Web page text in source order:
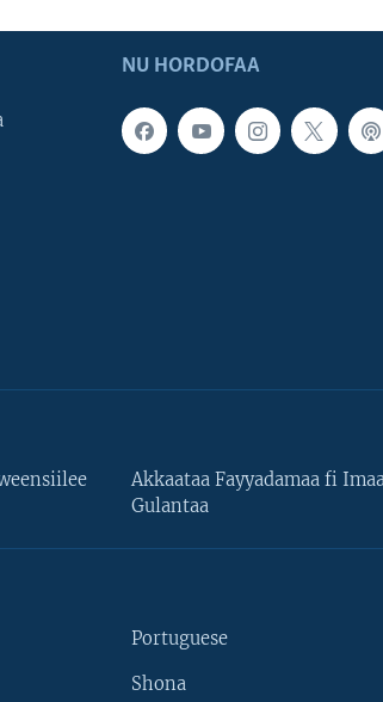
NU HORDOFAA
Akkaataa Fayyadamaa fi
Gulantaa
Portuguese
Shona